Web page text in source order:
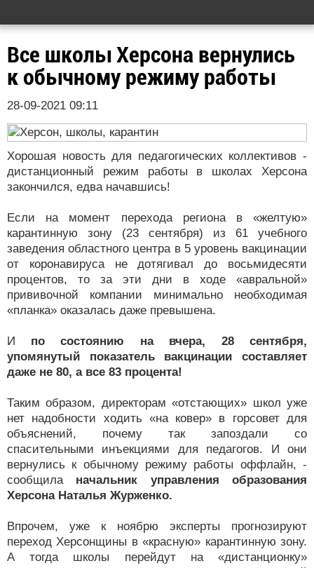
Все школы Херсона вернулись
к обычному режиму работы
28-09-2021 09:11
Хорошая новость для педагогических коллективов -
дистанционный режим работы в школах Херсона
закончился, едва начавшись!
Если на момент перехода региона в «желтую»
карантинную зону (23 сентября) из 61 учебного
заведения областного центра в 5 уровень вакцинации
от коронавируса не дотягивал до восьмидесяти
процентов, то за эти дни в ходе «авральной»
прививочной компании минимально необходимая
«планка» оказалась даже превышена.
И по состоянию на вчера, 28 сентября,
упомянутый показатель вакцинации составляет
даже не 80, а все 83 процента!
Таким образом, директорам «отстающих» школ уже
нет надобности ходить «на ковер» в горсовет для
объяснений, почему так запоздали со
спасительными инъекциями для педагогов. И они
вернулись к обычному режиму работы оффлайн, -
сообщила начальник управления образования
Херсона Наталья Журженко.
Впрочем, уже к ноябрю эксперты прогнозируют
переход Херсонщины в «красную» карантинную зону.
А тогда школы перейдут на «дистанционку»